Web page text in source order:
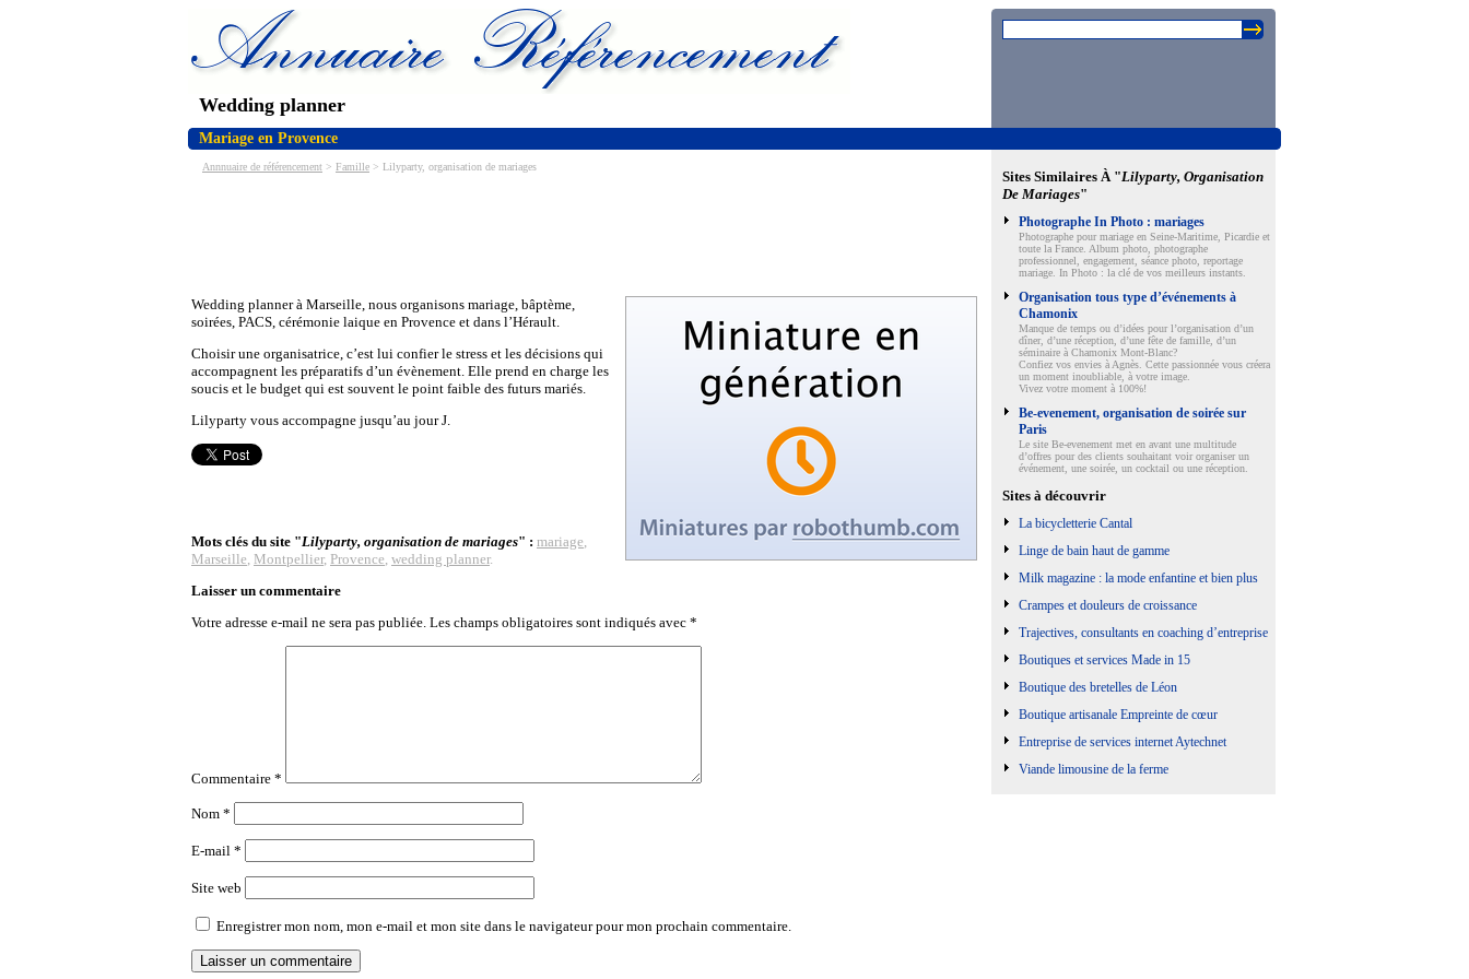
Wedding planner
Mariage en Provence
Annnuaire de référencement > Famille > Lilyparty, organisation de mariages
Wedding planner à Marseille, nous organisons mariage, bâptème,
soirées, PACS, cérémonie laique en Provence et dans l’Hérault.
Choisir une organisatrice, c’est lui confier le stress et les décisions qui
accompagnent les préparatifs d’un évènement. Elle prend en charge les
soucis et le budget qui est souvent le point faible des futurs mariés.
Lilyparty vous accompagne jusqu’au jour J.
Mots clés du site "Lilyparty, organisation de mariages" : mariage,
Marseille, Montpellier, Provence, wedding planner.
Laisser un commentaire
Votre adresse e-mail ne sera pas publiée. Les champs obligatoires sont indiqués avec *
Commentaire *
Nom *
E-mail *
Site web
Enregistrer mon nom, mon e-mail et mon site dans le navigateur pour mon prochain commentaire.
Sites Similaires À "Lilyparty, Organisation
De Mariages"
Photographe In Photo : mariages
Photographe pour mariage en Seine-Maritime, Picardie et
toute la France. Album photo, photographe
professionnel, engagement, séance photo, reportage
mariage. In Photo : la clé de vos meilleurs instants.
Organisation tous type d’événements à
Chamonix
Manque de temps ou d’idées pour l’organisation d’un
dîner, d’une réception, d’une fête de famille, d’un
séminaire à Chamonix Mont-Blanc?
Confiez vos envies à Agnès. Cette passionnée vous créera
un moment inoubliable, à votre image.
Vivez votre moment à 100%!
Be-evenement, organisation de soirée sur
Paris
Le site Be-evenement met en avant une multitude
d’offres pour des clients souhaitant voir organiser un
événement, une soirée, un cocktail ou une réception.
Sites à découvrir
La bicycletterie Cantal
Linge de bain haut de gamme
Milk magazine : la mode enfantine et bien plus
Crampes et douleurs de croissance
Trajectives, consultants en coaching d’entreprise
Boutiques et services Made in 15
Boutique des bretelles de Léon
Boutique artisanale Empreinte de cœur
Entreprise de services internet Aytechnet
Viande limousine de la ferme